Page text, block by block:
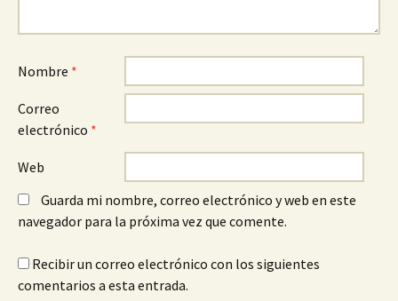
Nombre *
Correo
electrónico *
Web
Guarda mi nombre, correo electrónico y web en este
navegador para la próxima vez que comente.
Recibir un correo electrónico con los siguientes
comentarios a esta entrada.